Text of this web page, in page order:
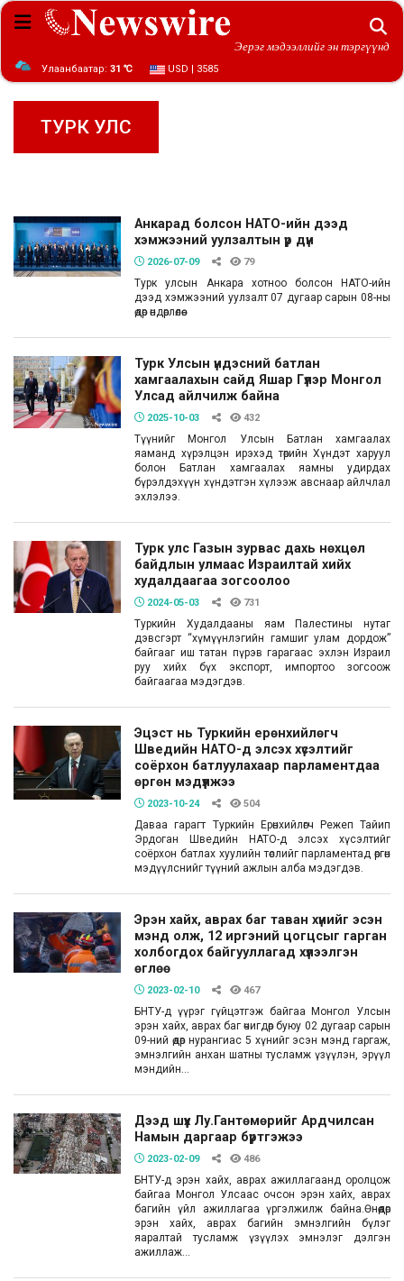
Эерэг мэдээллийг эн тэргүүнд
Улаанбаатар: 31 ℃ USD | 3585
ТУРК УЛС
Анкарад болсон НАТО-ийн дээд
хэмжээний уулзалтын үр дүн
2026-07-09 79
Турк улсын Анкара хотноо болсон НАТО-ийн
дээд хэмжээний уулзалт 07 дугаар сарын 08-ны
өдөр өндөрлөлөө.
Турк Улсын үндэсний батлан
хамгаалахын сайд Яшар Гүлэр Монгол
Улсад айлчилж байна
2025-10-03 432
Түүнийг Монгол Улсын Батлан хамгаалах
яаманд хүрэлцэн ирэхэд төрийн Хүндэт харуул
болон Батлан хамгаалах яамны удирдах
бүрэлдэхүүн хүндэтгэн хүлээж авснаар айлчлал
эхлэлээ.
Турк улс Газын зурвас дахь нөхцөл
байдлын улмаас Израилтай хийх
худалдаагаа зогсоолоо
2024-05-03 731
Туркийн Худалдааны яам Палестины нутаг
дэвсгэрт “хүмүүнлэгийн гамшиг улам дордож”
байгааг иш татан пүрэв гарагаас эхлэн Израил
руу хийх бүх экспорт, импортоо зогсоож
байгаагаа мэдэгдэв.
Эцэст нь Туркийн ерөнхийлөгч
Шведийн НАТО-д элсэх хүсэлтийг
соёрхон батлуулахаар парламентдаа
өргөн мэдүүлжээ
2023-10-24 504
Даваа гарагт Туркийн Ерөнхийлөгч Режеп Тайип
Эрдоган Шведийн НАТО-д элсэх хүсэлтийг
соёрхон батлах хуулийн төслийг парламентад өргөн
мэдүүлснийг түүний ажлын алба мэдэгдэв.
Эрэн хайх, аврах баг таван хүнийг эсэн
мэнд олж, 12 иргэний цогцсыг гарган
холбогдох байгууллагад хүлээлгэн
өглөө
2023-02-10 467
БНТУ-д үүрэг гүйцэтгэж байгаа Монгол Улсын
эрэн хайх, аврах баг өчигдөр буюу 02 дугаар сарын
09-ний өдөр нурангиас 5 хүнийг эсэн мэнд гаргаж,
эмнэлгийн анхан шатны тусламж үзүүлэн, эрүүл
мэндийн...
Дээд шүүх Лу.Гантөмөрийг Ардчилсан
Намын даргаар бүртгэжээ
2023-02-09 486
БНТУ-д эрэн хайх, аврах ажиллагаанд оролцож
байгаа Монгол Улсаас очсон эрэн хайх, аврах
багийн үйл ажиллагаа үргэлжилж байна.Өнөөдөр
эрэн хайх, аврах багийн эмнэлгийн бүлэг
яаралтай тусламж үзүүлэх эмнэлэг дэлгэн
ажиллаж...